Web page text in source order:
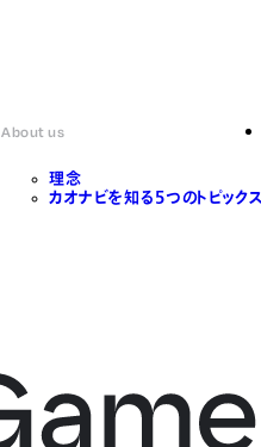
About us
理念
カオナビを知る5つのトピックス